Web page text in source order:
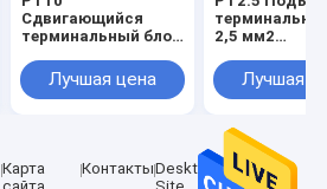
Сдвигающийся
терминальный блок
Электрический
соединитель 10
ленту PT-10
Лучшая цена
2,5 мм2
пружина
через полосу
проволока
контакт Din
Лучшая
Карта
КонтактыDesktop